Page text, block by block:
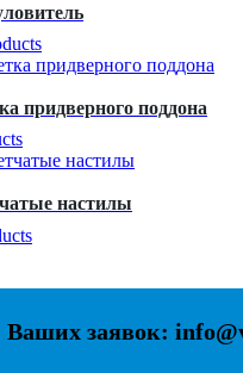
придверного поддона
настилы
заявок: